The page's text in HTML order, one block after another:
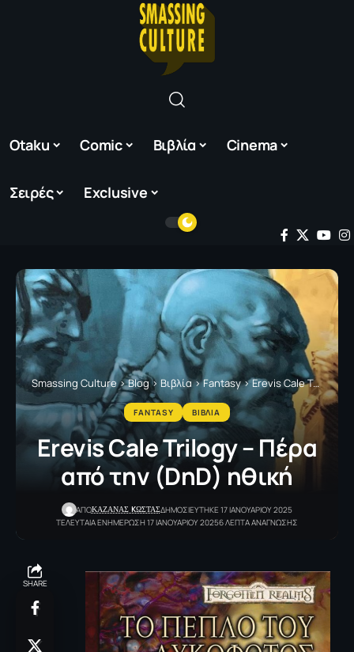
Otaku Comic Βιβλία Cinema
Σειρές Exclusive
Smassing Culture>Blog> Βιβλία>Fantasy>Erevis Cale Trilogy – Πέρα από την (DnD) ηθική
FANTASY ΒΙΒΛΙΑ
Erevis Cale Trilogy – Πέρα
από την (DnD) ηθική
ΑΠΟΚΑΖΑΝΑΣ KΩΣΤΑΣΔΗΜΟΣΙΕΥΤΗΚΕ 17 ΙΑΝΟΥΑΡΙΟΥ 2025
ΤΕΛΕΥΤΑΙΑ ΕΝΗΜΕΡΩΣΗ 17 ΙΑΝΟΥΑΡΙΟΥ 20256 ΛΕΠΤΑ ΑΝΑΓΝΩΣΗΣ
SHARE